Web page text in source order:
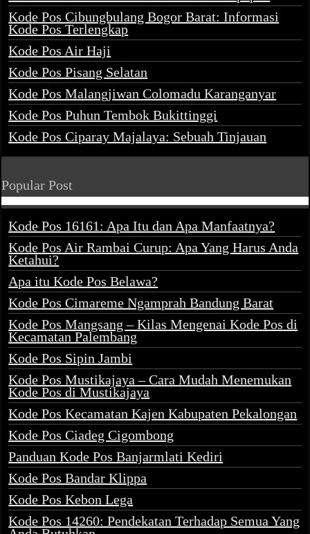
Kode Pos Cibungbulang Bogor Barat: Informasi
Kode Pos Terlengkap
Kode Pos Air Haji
Kode Pos Pisang Selatan
Kode Pos Malangjiwan Colomadu Karanganyar
Kode Pos Puhun Tembok Bukittinggi
Kode Pos Ciparay Majalaya: Sebuah Tinjauan
Popular Post
Kode Pos 16161: Apa Itu dan Apa Manfaatnya?
Kode Pos Air Rambai Curup: Apa Yang Harus Anda
Ketahui?
Apa itu Kode Pos Belawa?
Kode Pos Cimareme Ngamprah Bandung Barat
Kode Pos Mangsang – Kilas Mengenai Kode Pos di
Kecamatan Palembang
Kode Pos Sipin Jambi
Kode Pos Mustikajaya – Cara Mudah Menemukan
Kode Pos di Mustikajaya
Kode Pos Kecamatan Kajen Kabupaten Pekalongan
Kode Pos Ciadeg Cigombong
Panduan Kode Pos Banjarmlati Kediri
Kode Pos Bandar Klippa
Kode Pos Kebon Lega
Kode Pos 14260: Pendekatan Terhadap Semua Yang